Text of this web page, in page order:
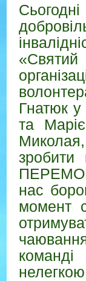
Гнатюк у
та
зробити
нас
момент
команді